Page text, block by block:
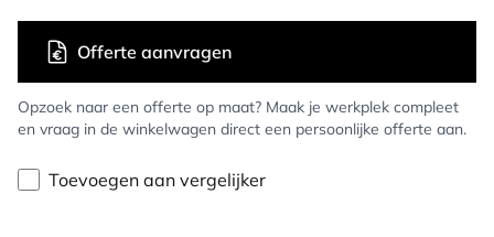
Opzoek naar een offerte op maat? Maak je werkplek compleet
en vraag in de winkelwagen direct een persoonlijke offerte aan.
Offerte aanvragen
Toevoegen aan vergelijker